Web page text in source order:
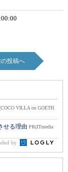
投稿へ
VILLA on GOETH
せる理由 PR(ITmedia
by